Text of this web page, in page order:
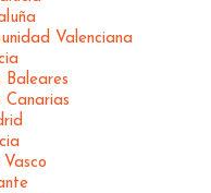
Valenciana
Baleares
Canarias